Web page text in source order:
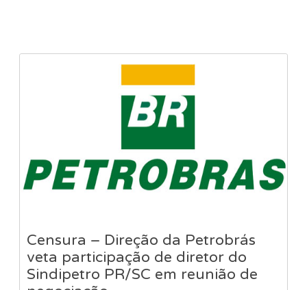
Censura – Direção da Petrobrás
veta participação de diretor do
Sindipetro PR/SC em reunião de